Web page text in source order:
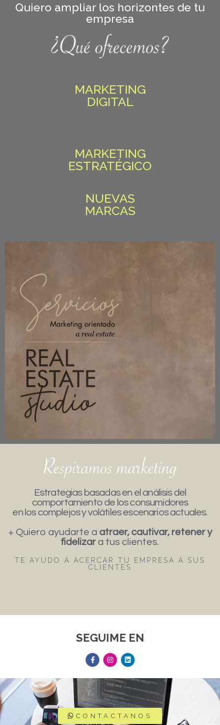
Quiero ampliar los horizontes de tu
empresa
MARKETING
DIGITAL
MARKETING
ESTRATÉGICO
NUEVAS
MARCAS
Estrategias basadas en el análisis del
comportamiento de los consumidores
en los complejos y volátiles escenarios actuales.
+ Quiero ayudarte a atraer, cautivar, retener y
fidelizar a tus clientes.
TE AYUDO A ACERCAR TU EMPRESA A SUS
CLIENTES
SEGUIME EN
CONTACTANOS